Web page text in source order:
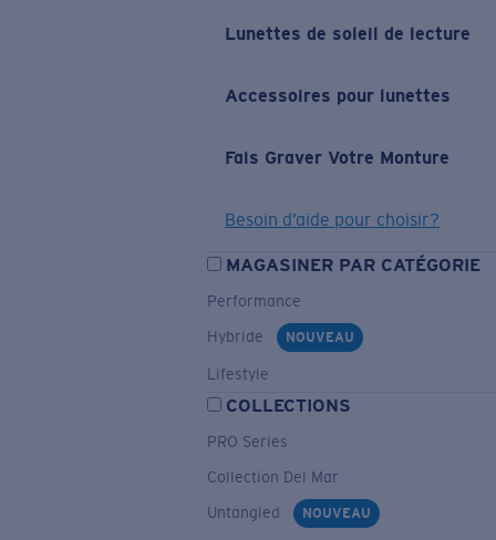
Lunettes de soleil de lecture
Accessoires pour lunettes
Fais Graver Votre Monture
Besoin d’aide pour choisir?
MAGASINER PAR CATÉGORIE
Performance
Hybride
NOUVEAU
Lifestyle
COLLECTIONS
PRO Series
Collection Del Mar
Untangled
NOUVEAU